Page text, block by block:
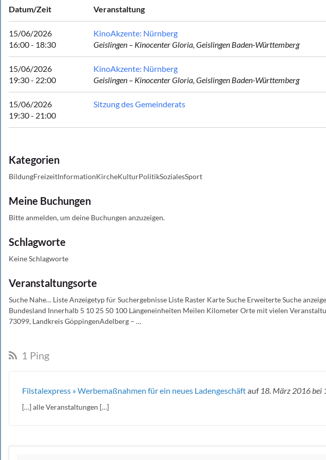
Datum/Zeit Veranstaltung
15/06/2026
16:00 - 18:30
KinoAkzente : Nürnberg
Geislingen – Kinocenter Gloria, Geislingen Baden-Württemberg
15/06/2026
19:30 - 22:00
KinoAkzente : Nürnberg
Geislingen – Kinocenter Gloria, Geislingen Baden-Württemberg
15/06/2026
19:30 - 21:00
Sitzung des Gemeinderats
Kategorien
BildungFreizeitInformationKircheKulturPolitikSozialesSport
Meine Buchungen
Bitte anmelden, um deine Buchungen anzuzeigen.
Schlagworte
Keine Schlagworte
Veranstaltungsorte
Suche Nahe… Liste Anzeigetyp für Suchergebnisse Liste Raster Karte Suche Erweiterte Suche
Bundesland Innerhalb 5 10 25 50 100 Längeneinheiten Meilen Kilometer Orte mit vielen
73099, Landkreis GöppingenAdelberg – …
1 Ping
Filstalexpress » Werbemaßnahmen für ein neues Ladengeschäftauf 18. März 2016bei
[…] alle Veranstaltungen […]